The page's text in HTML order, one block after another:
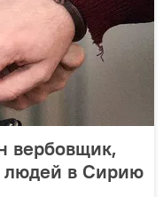
вербовщик,
людей в Сирию